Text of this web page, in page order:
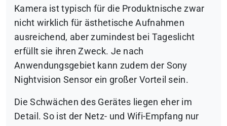
Kamera ist typisch für die Produktnische zwar
nicht wirklich für ästhetische Aufnahmen
ausreichend, aber zumindest bei Tageslicht
erfüllt sie ihren Zweck. Je nach
Anwendungsgebiet kann zudem der Sony
Nightvision Sensor ein großer Vorteil sein.
Die Schwächen des Gerätes liegen eher im
Detail. So ist der Netz- und Wifi-Empfang nur